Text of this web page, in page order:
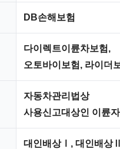
DB손해보험
다이렉트이륜차보험,
오토바이보험, 라이더
자동차관리법상
사용신고대상인 이륜
대인배상Ⅰ, 대인배상